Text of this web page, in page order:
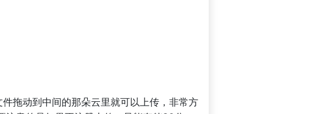
拖动到中间的那朵云里就可以上传，非常方